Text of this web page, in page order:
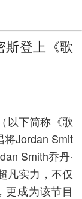
斯登上《歌
以下简称《歌
将Jordan Smit
Smith乔丹·
凡实力，不仅
更成为该节目